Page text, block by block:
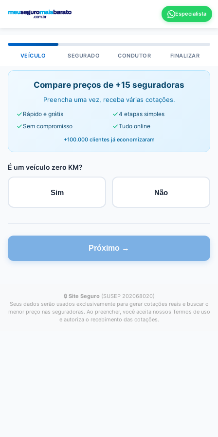
VEÍCULO SEGURADO CONDUTOR FINALIZAR
Compare preços de +15 seguradoras
Preencha uma vez, receba várias cotações.
Rápido e grátis
4 etapas simples
Sem compromisso
Tudo online
+100.000 clientes já economizaram
É um veículo zero KM?
Sim Não
Próximo →
🔒 Site Seguro (SUSEP 202068020)
Seus dados serão usados exclusivamente para gerar cotações reais e buscar o
menor preço nas seguradoras. Ao preencher, você aceita nossos Termos de uso
e autoriza o recebimento das cotações.